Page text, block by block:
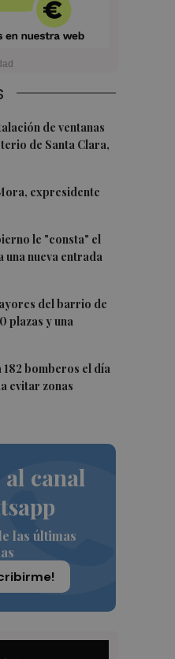
de ventanas
de Santa Clara,
expresidente
le "consta" el
una nueva entrada
del barrio de
plazas y una
bomberos el día
evitar zonas
al canal
las últimas